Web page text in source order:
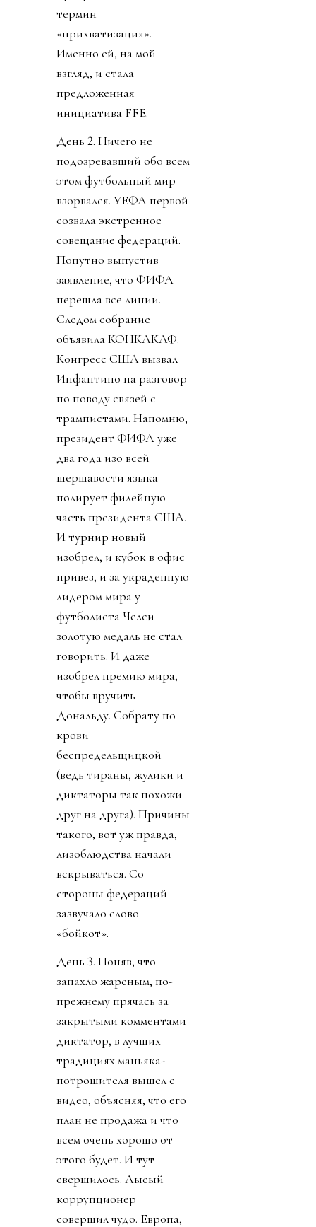
термин
«прихватизация».
Именно ей, на мой
взгляд, и стала
предложенная
инициатива FFE.
День 2. Ничего не
подозревавший обо всем
этом футбольный мир
взорвался. УЕФА первой
созвала экстренное
совещание федераций.
Попутно выпустив
заявление, что ФИФА
перешла все линии.
Следом собрание
объявила КОНКАКАФ.
Конгресс США вызвал
Инфантино на разговор
по поводу связей с
трампистами. Напомню,
президент ФИФА уже
два года изо всей
шершавости языка
полирует филейную
часть президента США.
И турнир новый
изобрел, и кубок в офис
привез, и за украденную
лидером мира у
футболиста Челси
золотую медаль не стал
говорить. И даже
изобрел премию мира,
чтобы вручить
Дональду. Собрату по
крови
беспредельщицкой
(ведь тираны, жулики и
диктаторы так похожи
друг на друга). Причины
такого, вот уж правда,
лизоблюдства начали
вскрываться. Со
стороны федераций
зазвучало слово
«бойкот».
День 3. Поняв, что
запахло жареным, по-
прежнему прячась за
закрытыми комментами
диктатор, в лучших
традициях маньяка-
потрошителя вышел с
видео, объясняя, что его
план не продажа и что
всем очень хорошо от
этого будет. И тут
свершилось. Лысый
коррупционер
совершил чудо. Европа,